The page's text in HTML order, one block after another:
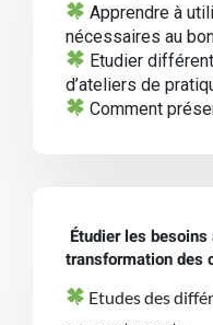
Apprendre à
nécessaires au
Etudier
d’ateliers de
Comment
Étudier les
transformation des
Etudes des